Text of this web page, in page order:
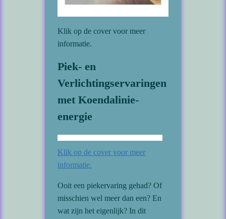
Klik op de cover voor meer
informatie.
Piek- en
Verlichtingservaringen
met Koendalinie-
energie
Klik op de cover voor meer
informatie.
Ooit een piekervaring gehad? Of
misschien wel meer dan een? En
wat zijn het eigenlijk? In dit